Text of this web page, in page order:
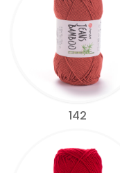
142